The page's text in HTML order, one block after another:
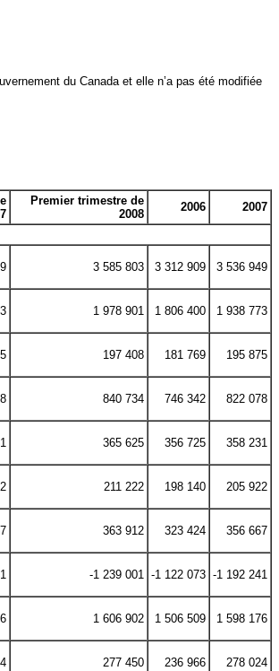
du Canada et elle n’a pas été modifiée
Premier trimestre de
2008
2006 2007
3 585 803 3 312 909 3 536 949
1 978 901 1 806 400 1 938 773
197 408 181 769 195 875
840 734 746 342 822 078
365 625 356 725 358 231
211 222 198 140 205 922
363 912 323 424 356 667
-1 239 001 -1 122 073 -1 192 241
1 606 902 1 506 509 1 598 176
277 450 236 966 278 024